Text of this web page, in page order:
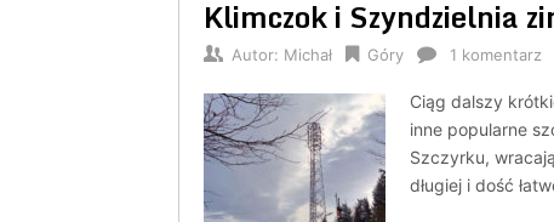
Klimczok i Szyndzielnia
Autor: Michał Góry 1 komentarz
Ciąg dalszy
inne popularne
Szczyrku,
długiej i dość